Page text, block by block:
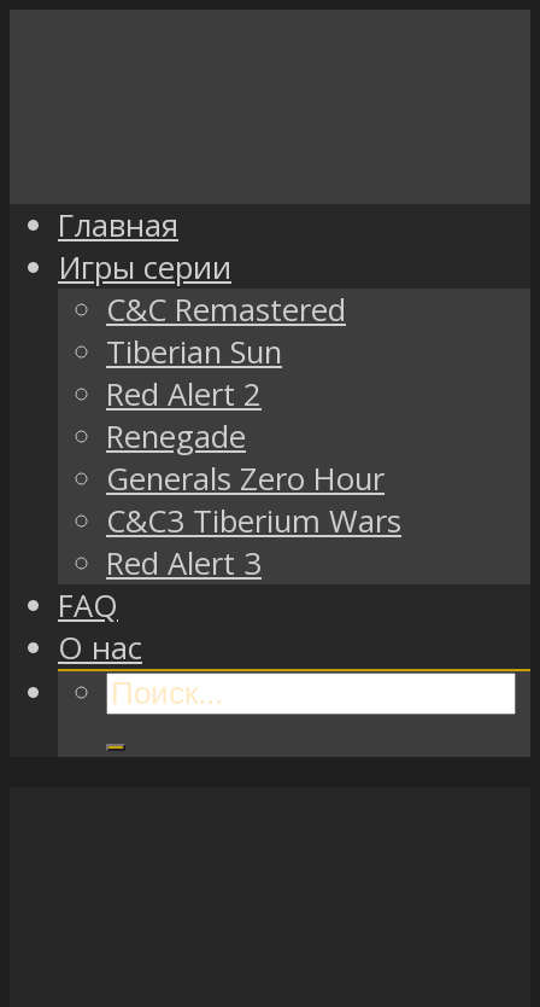
Главная
Игры серии
C&C Remastered
Tiberian Sun
Red Alert 2
Renegade
Generals Zero Hour
C&C3 Tiberium Wars
Red Alert 3
FAQ
О нас